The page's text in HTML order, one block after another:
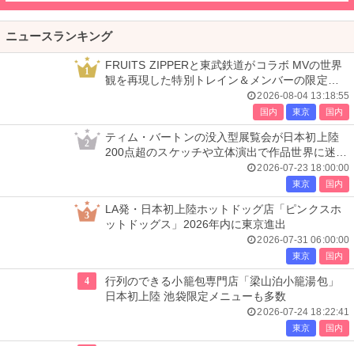
ニュースランキング
1
FRUITS ZIPPERと東武鉄道がコラボ MVの世界
観を再現した特別トレイン＆メンバーの限定ア
2026-08-04 13:18:55
国内 東京 国内
2
ティム・バートンの没入型展覧会が日本初上陸
200点超のスケッチや立体演出で作品世界に迷い
2026-07-23 18:00:00
東京 国内
3
LA発・日本初上陸ホットドッグ店「ピンクスホ
ットドッグス」2026年内に東京進出
2026-07-31 06:00:00
東京 国内
4
行列のできる小籠包専門店「梁山泊小籠湯包」
日本初上陸 池袋限定メニューも多数
2026-07-24 18:22:41
東京 国内